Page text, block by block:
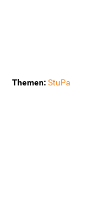
Themen: StuPa